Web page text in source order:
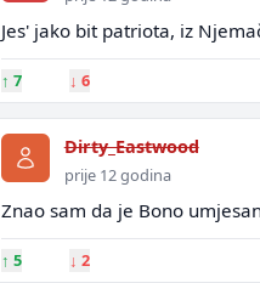
Jes' jako bit patriota, iz
↑ 7 ↓ 6
Dirty_Eastwood
prije 12 godina
Znao sam da je Bono
↑ 5 ↓ 2